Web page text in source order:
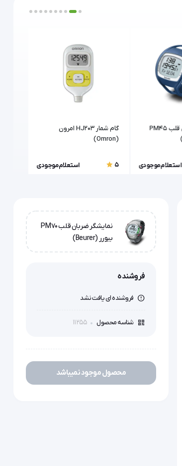
نمایشگر ضربان قلب PM45
استعلام موجودی
گام شمار HJ203 امرون
(Omron)
5 استعلام موجودی
نمایشگر ضربان قلب PM70
بیورر (Beurer)
فروشنده
فروشنده ای یافت نشد
شناسه محصول 11255
محصول موجود نمیباشد